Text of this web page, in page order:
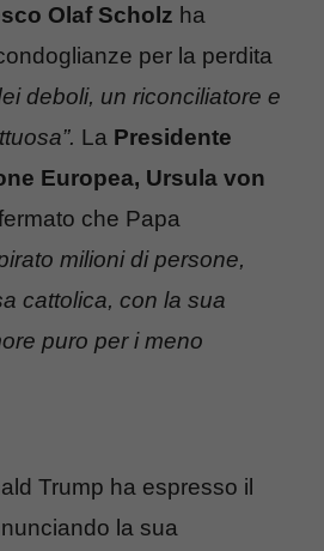
Olaf Scholz ha
per la perdita
deboli, un riconciliatore e
La Presidente
Europea, Ursula von
che Papa
milioni di persone,
cattolica, con la sua
puro per i meno
Trump ha espresso il
la sua